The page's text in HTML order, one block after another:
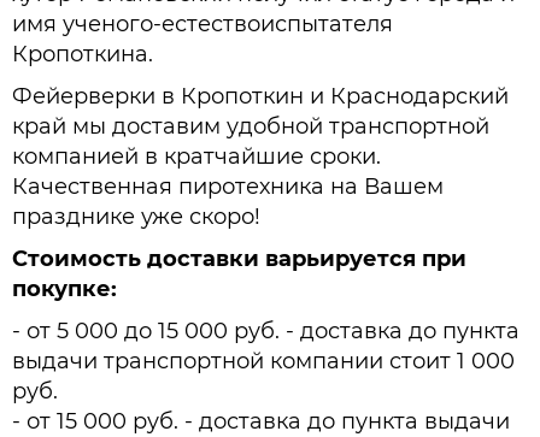
имя ученого-естествоиспытателя
Кропоткина.
Фейерверки в Кропоткин и Краснодарский
край мы доставим удобной транспортной
компанией в кратчайшие сроки.
Качественная пиротехника на Вашем
празднике уже скоро!
Стоимость доставки варьируется при
покупке:
- от 5 000 до 15 000 руб. - доставка до пункта
выдачи транспортной компании стоит 1 000
руб.
- от 15 000 руб. - доставка до пункта выдачи